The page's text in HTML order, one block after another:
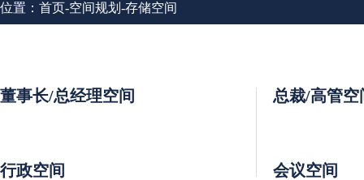
位置： 首页-空间规划 -存储空间
董事长/总经理空间 总裁/高管空
行政空间 会议空间